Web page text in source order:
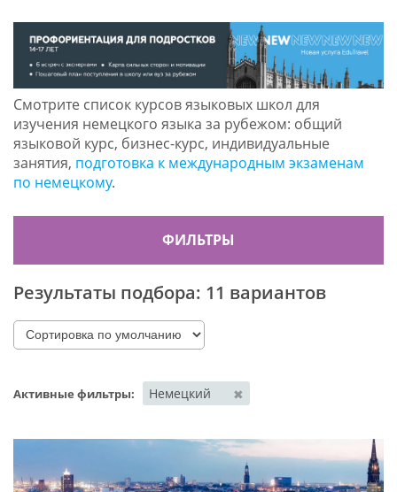
Смотрите список курсов языковых школ для
изучения немецкого языка за рубежом: общий
языковой курс, бизнес-курс, индивидуальные
занятия, подготовка к международным экзаменам
по немецкому.
ФИЛЬТРЫ
Результаты подбора: 11 вариантов
Активные фильтры: Немецкий ✖